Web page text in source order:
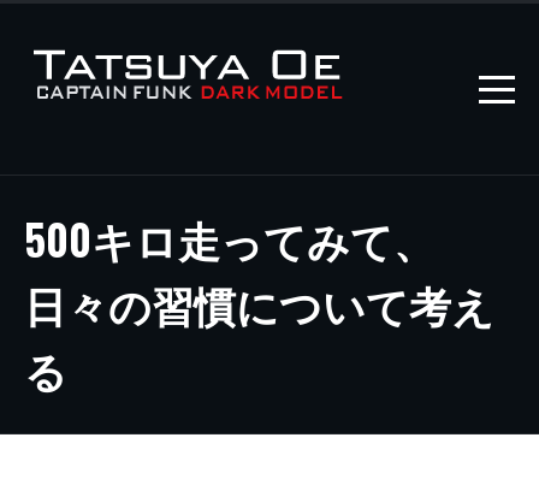
500キロ走ってみて、
日々の習慣について考え
る